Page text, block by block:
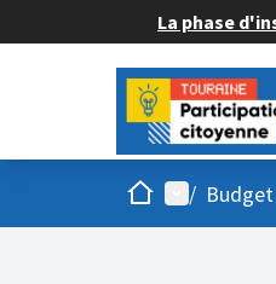
La phase
AccueilMenu
/